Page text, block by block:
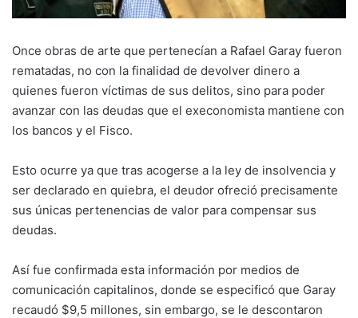
Once obras de arte que pertenecían a Rafael Garay fueron
rematadas, no con la finalidad de devolver dinero a
quienes fueron víctimas de sus delitos, sino para poder
avanzar con las deudas que el execonomista mantiene con
los bancos y el Fisco.
Esto ocurre ya que tras acogerse a la ley de insolvencia y
ser declarado en quiebra, el deudor ofreció precisamente
sus únicas pertenencias de valor para compensar sus
deudas.
Así fue confirmada esta información por medios de
comunicación capitalinos, donde se especificó que Garay
recaudó $9,5 millones, sin embargo, se le descontaron